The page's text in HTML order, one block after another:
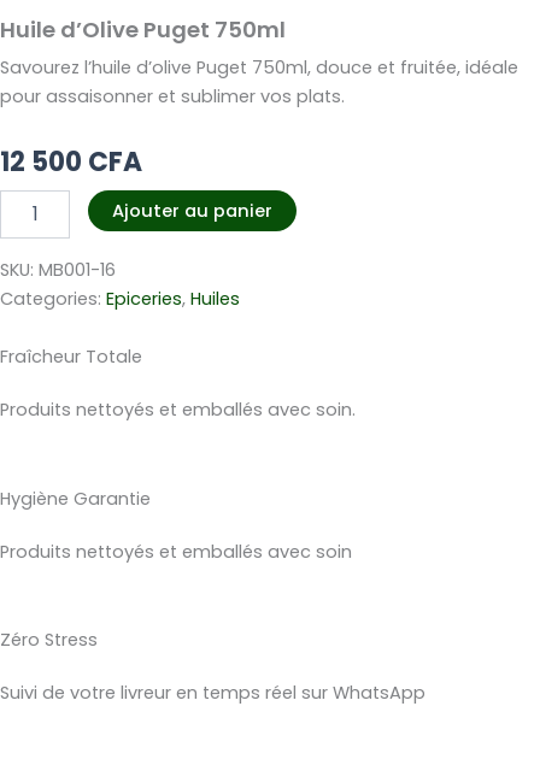
Huile d’Olive Puget 750ml
Savourez l’huile d’olive Puget 750ml, douce et fruitée, idéale
pour assaisonner et sublimer vos plats.
12 500 CFA
quantité
d'Olive
Puget
Ajouter au panier
SKU: MB001-16
Categories: Epiceries, Huiles
Fraîcheur Totale
Produits nettoyés et emballés avec soin.
Hygiène Garantie
Produits nettoyés et emballés avec soin
Zéro Stress
Suivi de votre livreur en temps réel sur WhatsApp